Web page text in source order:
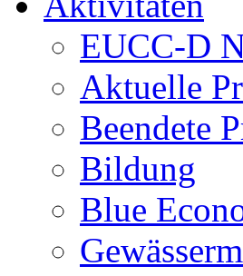
EUCC-D
Aktuelle
Beendete
Bildung
Blue